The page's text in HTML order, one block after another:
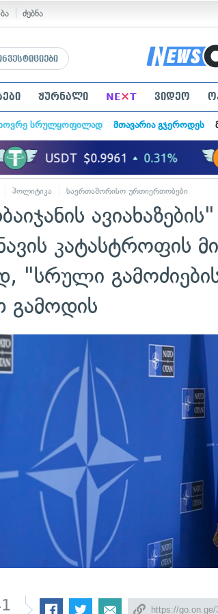
ძებნა
ჟურნალი NE×T ვიდეო
სრულყოფილად მთავარია გჯეროდეს
პოლიტიკა საერთაშორისო ურთიერთობები
ავიახაზების"
კატასტროფის
"სრული
გამოდის